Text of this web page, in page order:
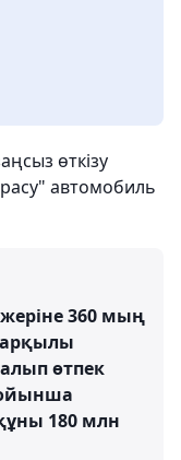
өткізу
автомобиль
360 мың
арқылы
өтпек
180 млн